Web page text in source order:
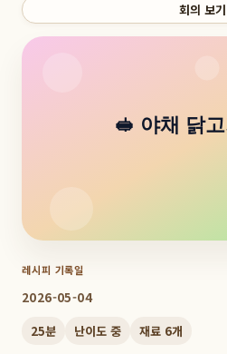
회의 보기
레시피 기록일
2026-05-04
25분 난이도 중 재료 6개